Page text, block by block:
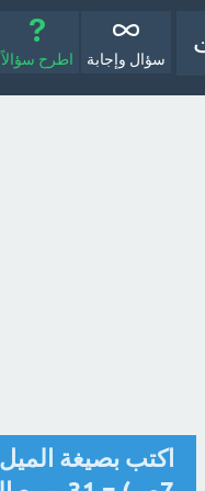
سؤال وإجابة اطرح سؤالاً